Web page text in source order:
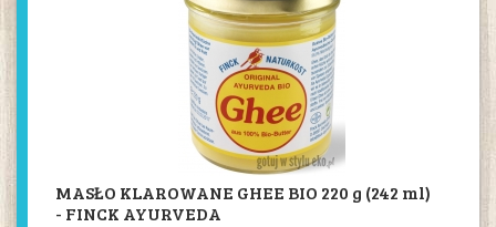
MASŁO KLAROWANE GHEE BIO 220 g (242 ml)
- FINCK AYURVEDA